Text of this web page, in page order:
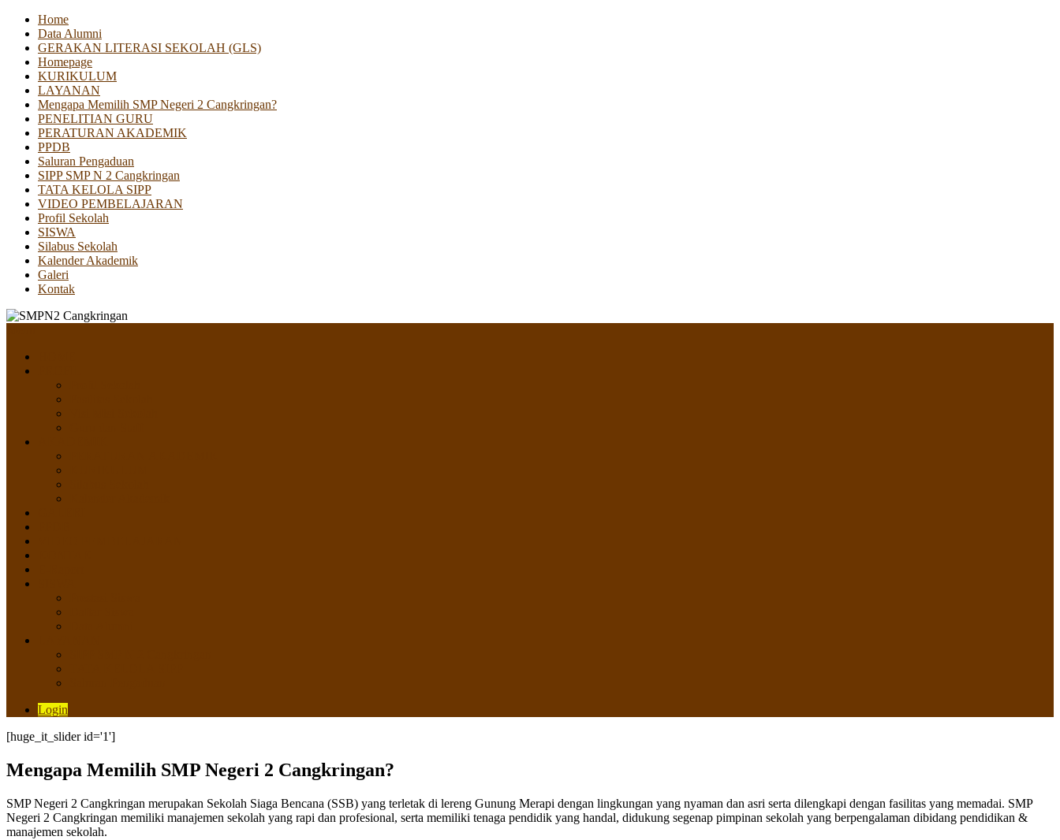
Home
Data Alumni
GERAKAN LITERASI SEKOLAH (GLS)
Homepage
KURIKULUM
LAYANAN
Mengapa Memilih SMP Negeri 2 Cangkringan?
PENELITIAN GURU
PERATURAN AKADEMIK
PPDB
Saluran Pengaduan
SIPP SMP N 2 Cangkringan
TATA KELOLA SIPP
VIDEO PEMBELAJARAN
Profil Sekolah
SISWA
Silabus Sekolah
Kalender Akademik
Galeri
Kontak
Login
[huge_it_slider id='1']
Mengapa Memilih SMP Negeri 2 Cangkringan?
SMP Negeri 2 Cangkringan merupakan Sekolah Siaga Bencana (SSB) yang terletak di lereng Gunung Merapi dengan lingkungan yang nyaman dan asri serta dilengkapi dengan fasilitas yang memadai. SMP
Negeri 2 Cangkringan memiliki manajemen sekolah yang rapi dan profesional, serta memiliki tenaga pendidik yang handal, didukung segenap pimpinan sekolah yang berpengalaman dibidang pendidikan &
manajemen sekolah.